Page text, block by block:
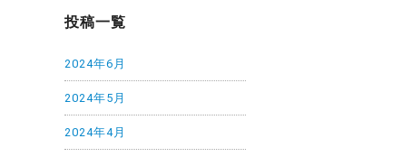
投稿一覧
2024年6月
2024年5月
2024年4月